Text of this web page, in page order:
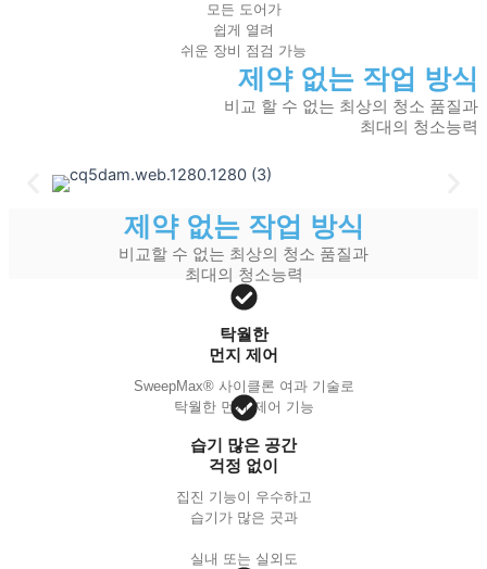
모든 도어가
쉽게 열려
쉬운 장비 점검 가능
제약 없는 작업 방식
비교 할 수 없는 최상의 청소 품질과
최대의 청소능력
제약 없는 작업 방식
비교할 수 없는 최상의 청소 품질과
최대의 청소능력
탁월한
먼지 제어
SweepMax® 사이클론 여과 기술로
탁월한 먼지 제어 기능
습기 많은 공간
걱정 없이
집진 기능이 우수하고
습기가 많은 곳과
실내 또는 실외도